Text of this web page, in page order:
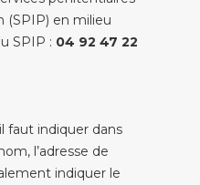
(SPIP) en milieu
SPIP : 04 92 47 22
faut indiquer dans
l’adresse de
indiquer le